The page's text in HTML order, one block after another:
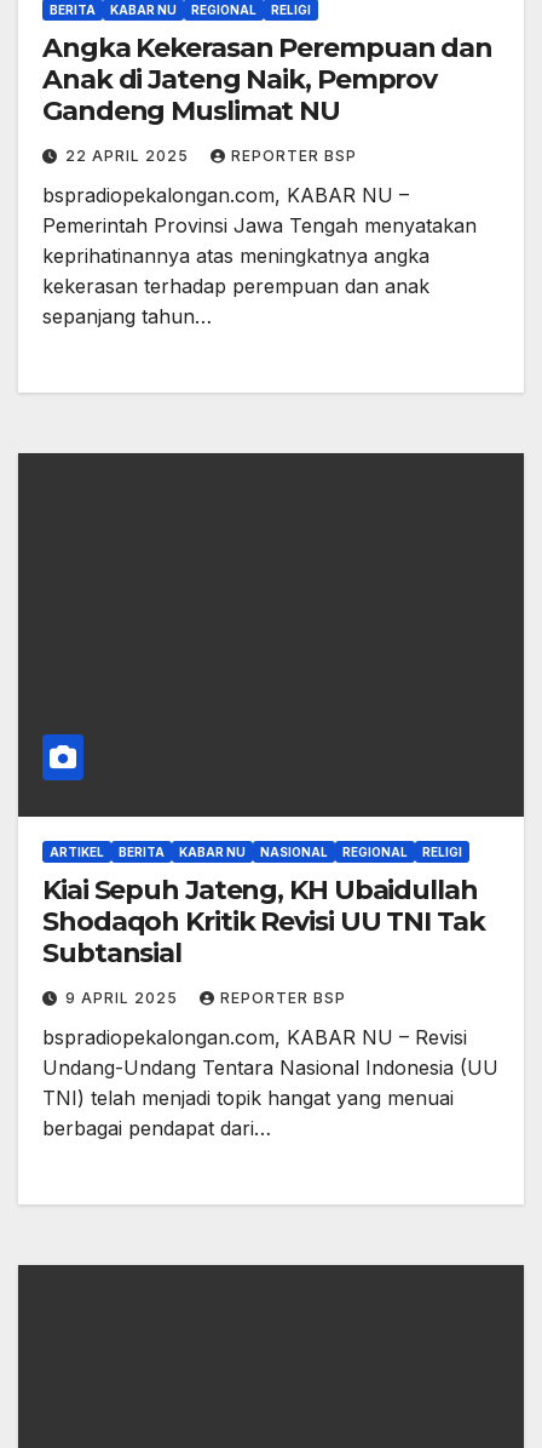
BERITA KABAR NU REGIONAL RELIGI
Angka Kekerasan Perempuan dan
Anak di Jateng Naik, Pemprov
Gandeng Muslimat NU
22 APRIL 2025 REPORTER BSP
bspradiopekalongan.com, KABAR NU –
Pemerintah Provinsi Jawa Tengah menyatakan
keprihatinannya atas meningkatnya angka
kekerasan terhadap perempuan dan anak
sepanjang tahun…
ARTIKEL BERITA KABAR NU NASIONAL REGIONAL RELIGI
Kiai Sepuh Jateng, KH Ubaidullah
Shodaqoh Kritik Revisi UU TNI Tak
Subtansial
9 APRIL 2025 REPORTER BSP
bspradiopekalongan.com, KABAR NU – Revisi
Undang-Undang Tentara Nasional Indonesia (UU
TNI) telah menjadi topik hangat yang menuai
berbagai pendapat dari…